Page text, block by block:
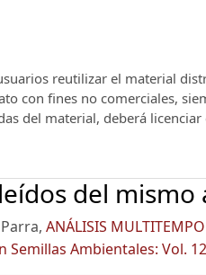
reutilizar el material
con fines no comerciales,
del material, deberá
del mismo
ANÁLISIS
Semillas Ambientales: Vol.